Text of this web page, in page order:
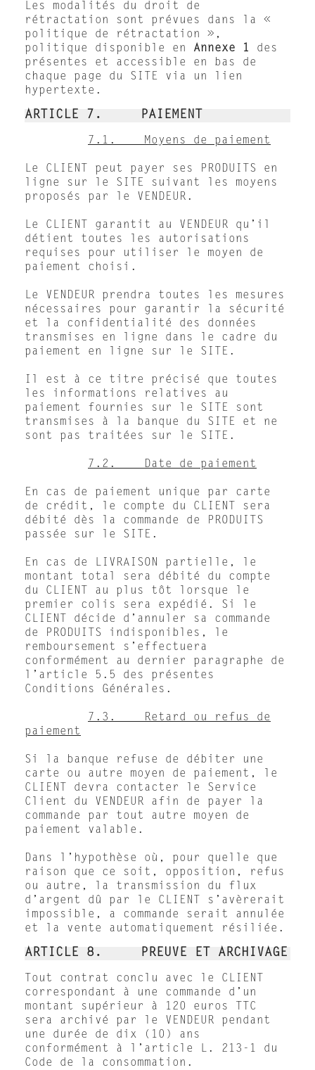
Les modalités du droit de
rétractation sont prévues dans la «
politique de rétractation »,
politique disponible en Annexe 1
des
présentes et accessible en bas de
chaque page du SITE via un lien
hypertexte.
ARTICLE 7. PAIEMENT
7.1. Moyens de paiement
Le CLIENT peut payer ses PRODUITS en
ligne sur le SITE suivant les moyens
proposés par le VENDEUR.
Le CLIENT garantit au VENDEUR qu’il
détient toutes les autorisations
requises pour utiliser le moyen de
paiement choisi.
Le VENDEUR prendra toutes les mesures
nécessaires pour garantir la sécurité
et la confidentialité des données
transmises en ligne dans le cadre du
paiement en ligne sur le SITE.
Il est à ce titre précisé que toutes
les informations relatives au
paiement fournies sur le SITE sont
transmises à la banque du SITE et ne
sont pas traitées sur le SITE.
7.2. Date de paiement
En cas de paiement unique par carte
de crédit, le compte du CLIENT sera
débité dès la commande de PRODUITS
passée sur le SITE.
En cas de LIVRAISON partielle, le
montant total sera débité du compte
du CLIENT au plus tôt lorsque le
premier colis sera expédié. Si le
CLIENT décide d’annuler sa commande
de PRODUITS indisponibles, le
remboursement s’effectuera
conformément au dernier paragraphe de
l’article 5.5 des présentes
Conditions Générales.
7.3. Retard ou refus de
paiement
Si la banque refuse de débiter une
carte ou autre moyen de paiement, le
CLIENT devra contacter le Service
Client du VENDEUR afin de payer la
commande par tout autre moyen de
paiement valable.
Dans l’hypothèse où, pour quelle que
raison que ce soit, opposition, refus
ou autre, la transmission du flux
d’argent dû par le CLIENT s’avèrerait
impossible, a commande serait annulée
et la vente automatiquement résiliée.
ARTICLE 8. PREUVE ET ARCHIVAGE
Tout contrat conclu avec le CLIENT
correspondant à une commande d’un
montant supérieur à 120 euros TTC
sera archivé par le VENDEUR pendant
une durée de dix (10) ans
conformément à l’article L. 213-1 du
Code de la consommation.